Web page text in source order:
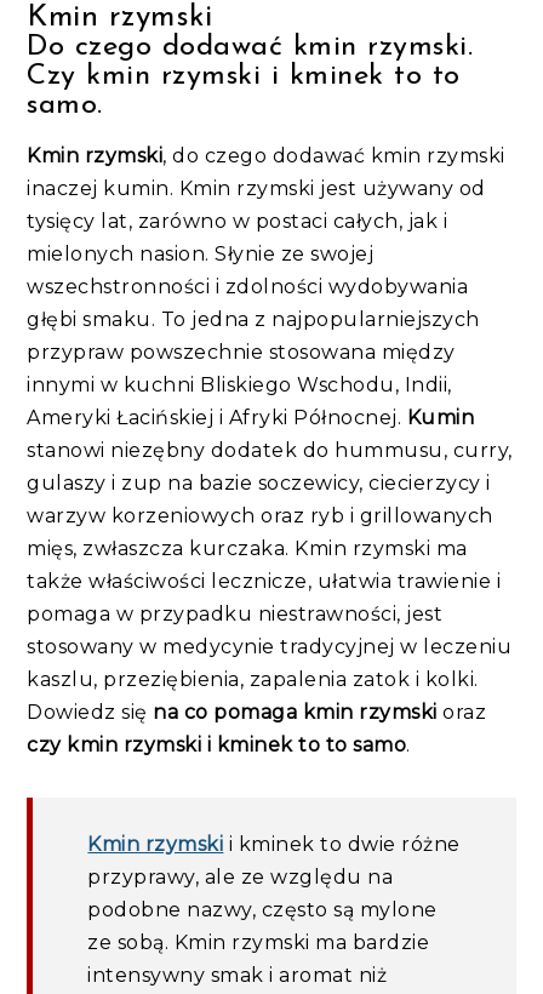
Kmin rzymski
Do czego dodawać kmin rzymski.
Czy kmin rzymski i kminek to to
samo.
Kmin rzymski, do czego dodawać kmin rzymski
inaczej kumin. Kmin rzymski jest używany od
tysięcy lat, zarówno w postaci całych, jak i
mielonych nasion. Słynie ze swojej
wszechstronności i zdolności wydobywania
głębi smaku. To jedna z najpopularniejszych
przypraw powszechnie stosowana między
innymi w kuchni Bliskiego Wschodu, Indii,
Ameryki Łacińskiej i Afryki Północnej. Kumin
stanowi niezębny dodatek do hummusu, curry,
gulaszy i zup na bazie soczewicy, ciecierzycy i
warzyw korzeniowych oraz ryb i grillowanych
mięs, zwłaszcza kurczaka. Kmin rzymski ma
także właściwości lecznicze, ułatwia trawienie i
pomaga w przypadku niestrawności, jest
stosowany w medycynie tradycyjnej w leczeniu
kaszlu, przeziębienia, zapalenia zatok i kolki.
Dowiedz się na co pomaga kmin rzymski oraz
czy kmin rzymski i kminek to to samo.
Kmin rzymski i kminek to dwie różne
przyprawy, ale ze względu na
podobne nazwy, często są mylone
ze sobą. Kmin rzymski ma bardzie
intensywny smak i aromat niż